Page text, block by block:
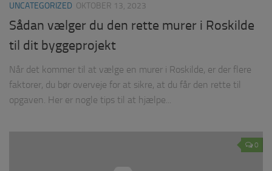
UNCATEGORIZED OKTOBER 13, 2023
Sådan vælger du den rette murer i Roskilde
til dit byggeprojekt
Når det kommer til at vælge en murer i Roskilde, er der flere
faktorer, du bør overveje for at sikre, at du får den rette til
opgaven. Her er nogle tips til at hjælpe...
0